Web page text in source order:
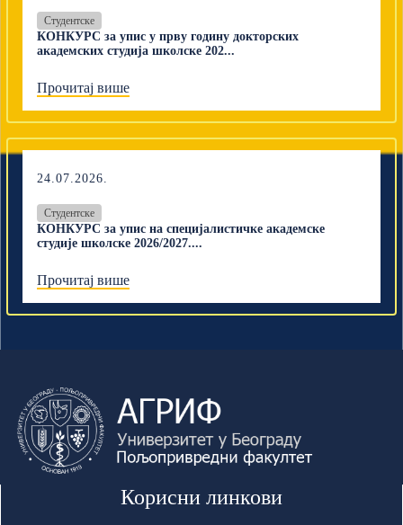
Студентске
КОНКУРС за упис у прву годину докторских
академских студија школске 202...
Прочитај више
24.07.2026.
Студентске
КОНКУРС за упис на специјалистичке академске
студије школске 2026/2027....
Прочитај више
Корисни линкови